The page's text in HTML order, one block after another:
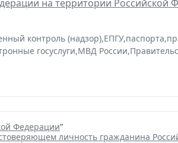
на территории Российской
контроль (надзор),ЕПГУ,паспорта,
госуслуги,МВД России,
Федерации"
личность гражданина